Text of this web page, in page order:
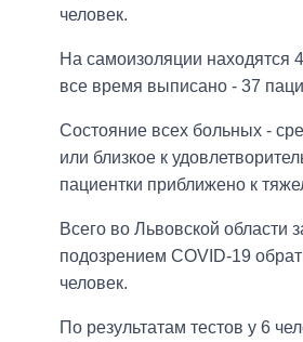
человек.
На самоизоляции находятся
все время выписано - 37
Состояние всех больных -
или близкое к
пациентки приближено к
Всего во Львовской области
подозрением COVID-19
человек.
По результатам тестов у 6